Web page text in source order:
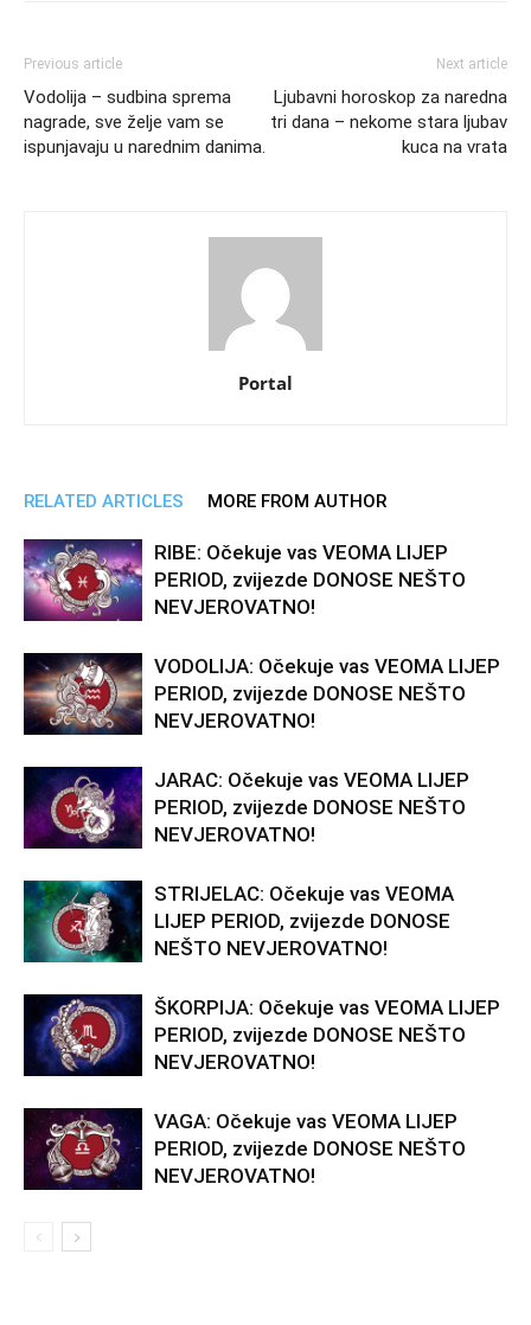
Previous article
Vodolija – sudbina sprema
nagrade, sve želje vam se
ispunjavaju u narednim danima.
Next article
Ljubavni horoskop za naredna
tri dana – nekome stara ljubav
kuca na vrata
Portal
RELATED ARTICLES MORE FROM AUTHOR
RIBE: Očekuje vas VEOMA LIJEP
PERIOD, zvijezde DONOSE NEŠTO
NEVJEROVATNO!
VODOLIJA: Očekuje vas VEOMA LIJEP
PERIOD, zvijezde DONOSE NEŠTO
NEVJEROVATNO!
JARAC: Očekuje vas VEOMA LIJEP
PERIOD, zvijezde DONOSE NEŠTO
NEVJEROVATNO!
STRIJELAC: Očekuje vas VEOMA
LIJEP PERIOD, zvijezde DONOSE
NEŠTO NEVJEROVATNO!
ŠKORPIJA: Očekuje vas VEOMA LIJEP
PERIOD, zvijezde DONOSE NEŠTO
NEVJEROVATNO!
VAGA: Očekuje vas VEOMA LIJEP
PERIOD, zvijezde DONOSE NEŠTO
NEVJEROVATNO!